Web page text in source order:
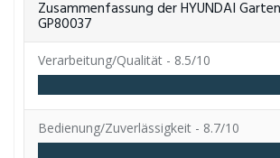
Zusammenfassung der HYUNDAI
GP80037
Verarbeitung/Qualität - 8.5/10
Bedienung/Zuverlässigkeit - 8.7/10